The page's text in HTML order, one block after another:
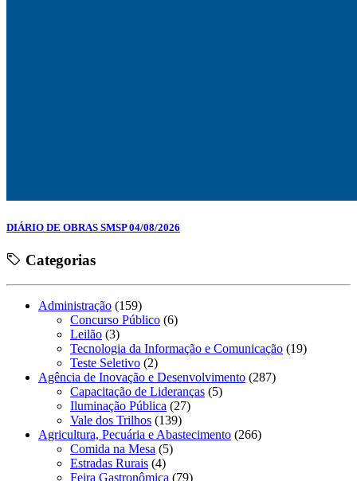
DIÁRIO DE OBRAS SMSP 04/08/2026
Categorias
Administração (159)
Concurso Público (6)
Leilão (3)
Tecnologia da Informação e Comunicação (19)
Teste Seletivo (2)
Agência de Inovação e Desenvolvimento (287)
Capacitação de Lideranças (5)
Iluminação Pública (27)
Vale dos Trilhos (139)
Agricultura, Pecuária e Abastecimento (266)
Comida na Mesa (5)
Estradas Rurais (4)
Feira Gastronômica (79)